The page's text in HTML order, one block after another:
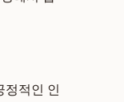
정적인 인